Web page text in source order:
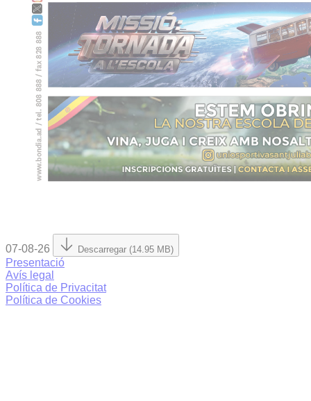
07-08-26 Descarregar (14.95 MB)
Presentació
Avís legal
Política de Privacitat
Política de Cookies